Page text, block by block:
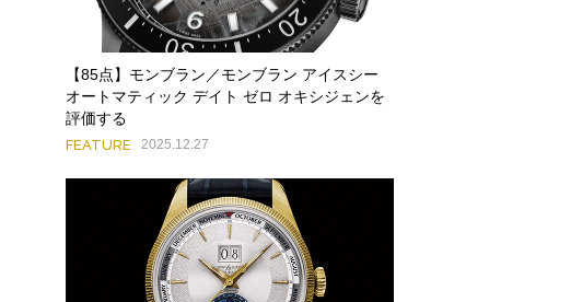
【85点】モンブラン／モンブラン アイスシー
オートマティック デイト ゼロ オキシジェンを
評価する
FEATURE 2025.12.27